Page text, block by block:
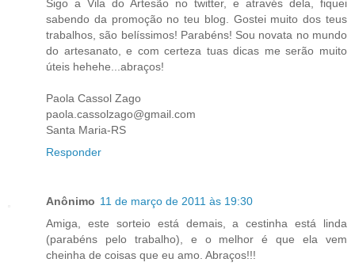
Sigo a Vila do Artesão no twitter, e através dela, fiquei
sabendo da promoção no teu blog. Gostei muito dos teus
trabalhos, são belíssimos! Parabéns! Sou novata no mundo
do artesanato, e com certeza tuas dicas me serão muito
úteis hehehe...abraços!
Paola Cassol Zago
paola.cassolzago@gmail.com
Santa Maria-RS
Responder
Anônimo 11 de março de 2011 às 19:30
Amiga, este sorteio está demais, a cestinha está linda
(parabéns pelo trabalho), e o melhor é que ela vem
cheinha de coisas que eu amo. Abraços!!!